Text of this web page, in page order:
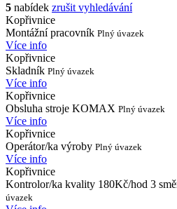
5 nabídek zrušit vyhledávání
Kopřivnice
Montážní pracovník Plný úvazek
Více info
Kopřivnice
Skladník Plný úvazek
Více info
Kopřivnice
Obsluha stroje KOMAX Plný úvazek
Více info
Kopřivnice
Operátor/ka výroby Plný úvazek
Více info
Kopřivnice
Kontrolor/ka kvality 180Kč/hod 3
úvazek